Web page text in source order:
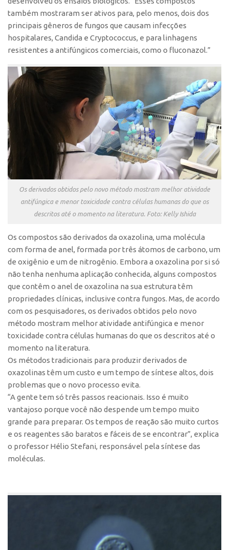
Fala Inovação
Premiações
Edição 2025
Edição 2019
Edição 2017
Inovação em Números
Propriedade Intelectual
Formas de Proteção
Patentes
Marcas
Softwares
Desenho Industrial
Buscar Anterioridade
Como solicitar
Portal do Inventor
VPI – Vocação para Inovação
Patrimônio Genético
Leis e Normas
Transferência de Tecnologia
Editais de TT
Convênios
Chamamento
Parcerias PD&I
Conexão USP
Conexão Inter-USP
também mostraram ser ativos para, pelo menos, dois dos
principais gêneros de fungos que causam infecções
hospitalares, Candida e Cryptococcus, e para linhagens
resistentes a antifúngicos comerciais, como o fluconazol.”
Os derivados obtidos pelo novo método mostram melhor atividade
antifúngica e menor toxicidade contra células humanas do que os
descritos até o momento na literatura. Foto: Kelly Ishida
Os compostos são derivados da oxazolina, uma molécula
com forma de anel, formada por três átomos de carbono, um
de oxigênio e um de nitrogênio. Embora a oxazolina por si só
não tenha nenhuma aplicação conhecida, alguns compostos
que contêm o anel de oxazolina na sua estrutura têm
propriedades clínicas, inclusive contra fungos. Mas, de acordo
com os pesquisadores, os derivados obtidos pelo novo
método mostram melhor atividade antifúngica e menor
toxicidade contra células humanas do que os descritos até o
momento na literatura.
Os métodos tradicionais para produzir derivados de
oxazolinas têm um custo e um tempo de síntese altos, dois
problemas que o novo processo evita.
“A gente tem só três passos reacionais. Isso é muito
vantajoso porque você não despende um tempo muito
grande para preparar. Os tempos de reação são muito curtos
e os reagentes são baratos e fáceis de se encontrar”, explica
o professor Hélio Stefani, responsável pela síntese das
moléculas.